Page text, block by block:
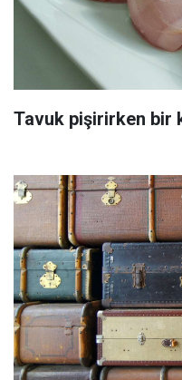
Tavuk pişirirken bir